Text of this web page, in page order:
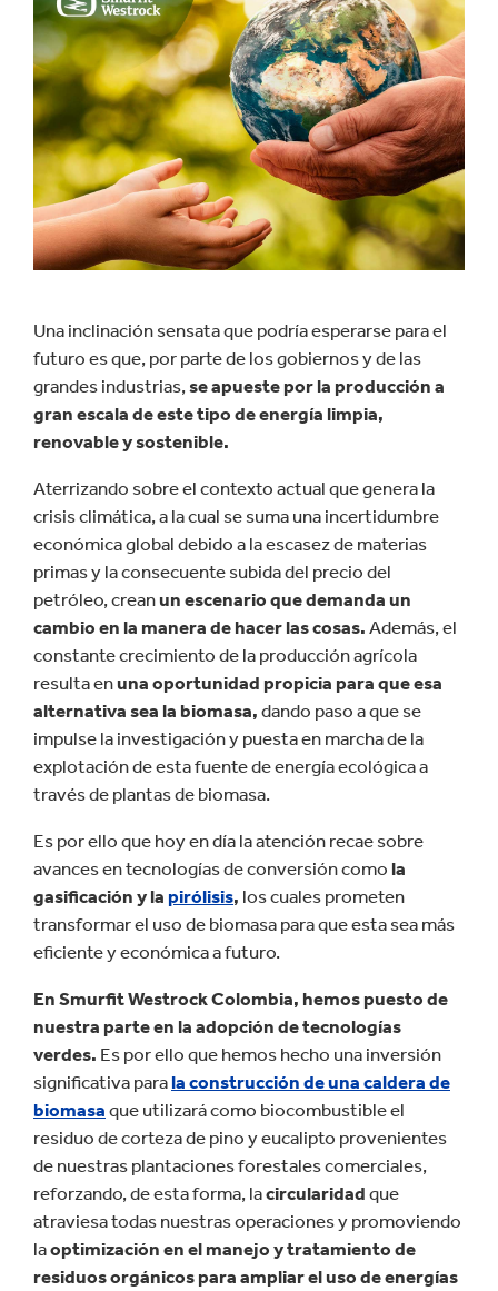
Una inclinación sensata que podría esperarse para el
futuro es que, por parte de los gobiernos y de las
grandes industrias,se apueste por la producción a
gran escala de este tipo de energía limpia,
renovable y sostenible.
Aterrizando sobre el contexto actual que genera la
crisis climática, a la cual se suma una incertidumbre
económica global debido a la escasez de materias
primas y la consecuente subida del precio del
petróleo, creanun escenario que demanda un
cambio en la manera de hacer las cosas. Además, el
constante crecimiento de la producción agrícola
resulta enuna oportunidad propicia para que esa
alternativa sea la biomasa, dando paso a que se
impulse la investigación y puesta en marcha de la
explotación de esta fuente de energía ecológica a
través de plantas de biomasa.
Es por ello que hoy en día la atención recae sobre
avances en tecnologías de conversión como la
gasificación y la pirólisis, los cuales prometen
transformar el uso de biomasa para que esta sea más
eficiente y económica a futuro.
En Smurfit Westrock Colombia, hemos puesto de
nuestra parte en la adopción de tecnologías
verdes. Es por ello que hemos hecho una inversión
significativa parala construcción de una caldera de
biomasa que utilizará como biocombustible el
residuo de corteza de pino y eucalipto provenientes
de nuestras plantaciones forestales comerciales,
reforzando, de esta forma, lacircularidad que
atraviesa todas nuestras operaciones y promoviendo
laoptimización en el manejo y tratamiento de
residuos orgánicos para ampliar el uso de energías